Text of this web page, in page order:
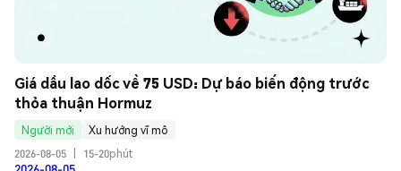
Giá dầu lao dốc về 75 USD: Dự báo biến động trước
thỏa thuận Hormuz
Người mới
Xu hướng vĩ mô
2026-08-05
15-20phút